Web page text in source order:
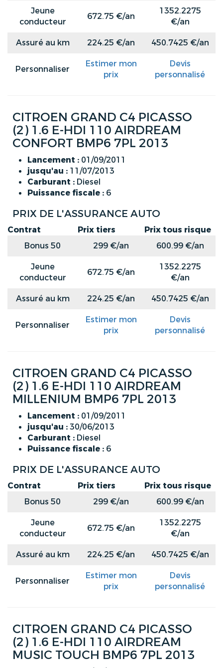
Jeune
conducteur
672.75 €/an
1352.2275
€/an
Assuré au km
224.25 €/an 450.7425 €/an
Personnaliser
Estimer mon
prix
Devis
personnalisé
CITROEN GRAND C4 PICASSO
(2) 1.6 E-HDI 110 AIRDREAM
CONFORT BMP6 7PL 2013
Lancement : 01/09/2011
jusqu'au : 11/07/2013
Carburant : Diesel
Puissance fiscale : 6
PRIX DE L'ASSURANCE AUTO
Contrat Prix tiers
Prix tous risque
Bonus 50
299 €/an
600.99 €/an
Jeune
conducteur
672.75 €/an
1352.2275
€/an
Assuré au km
224.25 €/an 450.7425 €/an
Personnaliser
Estimer mon
prix
Devis
personnalisé
CITROEN GRAND C4 PICASSO
(2) 1.6 E-HDI 110 AIRDREAM
MILLENIUM BMP6 7PL 2013
Lancement : 01/09/2011
jusqu'au :30/06/2013
Carburant : Diesel
Puissance fiscale : 6
PRIX DE L'ASSURANCE AUTO
Contrat Prix tiers
Prix tous risque
Bonus 50
299 €/an
600.99 €/an
Jeune
conducteur
672.75 €/an
1352.2275
€/an
Assuré au km
224.25 €/an 450.7425 €/an
Personnaliser
Estimer mon
prix
Devis
personnalisé
CITROEN GRAND C4 PICASSO
(2) 1.6 E-HDI 110 AIRDREAM
MUSIC TOUCH BMP6 7PL 2013